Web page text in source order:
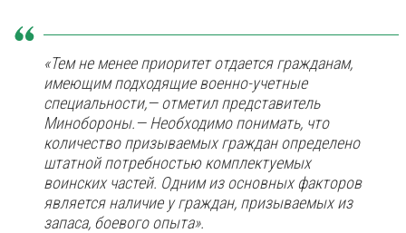
«Тем не менее приоритет отдается гражданам,
имеющим подходящие военно-учетные
специальности,— отметил представитель
Минобороны.— Необходимо понимать, что
количество призываемых граждан определено
штатной потребностью комплектуемых
воинских частей. Одним из основных факторов
является наличие у граждан, призываемых из
запаса, боевого опыта».